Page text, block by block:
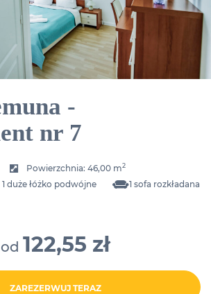
-
nr 7
Powierzchnia:46,00 m2
1 duże łóżko podwójne
1 sofa rozkładana
od 122,55 zł
ZAREZERWUJ TERAZ